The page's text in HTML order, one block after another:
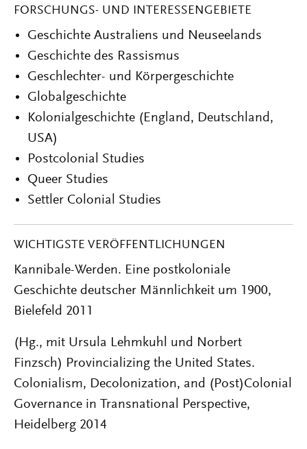
FORSCHUNGS- UND INTERESSENGEBIETE
Geschichte Australiens und Neuseelands
Geschichte des Rassismus
Geschlechter- und Körpergeschichte
Globalgeschichte
Kolonialgeschichte (England, Deutschland,
USA)
Postcolonial Studies
Queer Studies
Settler Colonial Studies
WICHTIGSTE VERÖFFENTLICHUNGEN
Kannibale-Werden. Eine postkoloniale
Geschichte deutscher Männlichkeit um 1900,
Bielefeld 2011
(Hg., mit Ursula Lehmkuhl und Norbert
Finzsch) Provincializing the United States.
Colonialism, Decolonization, and (Post)Colonial
Governance in Transnational Perspective,
Heidelberg 2014